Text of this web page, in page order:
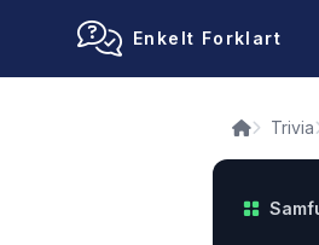
Enkelt Forklart
Trivia